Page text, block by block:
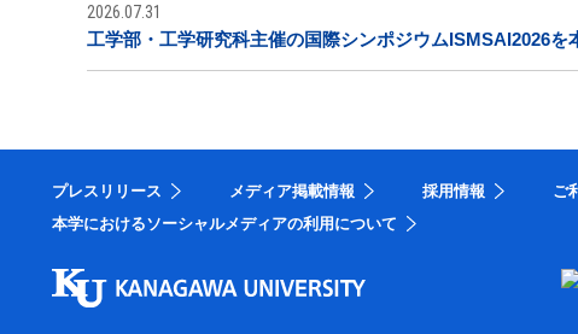
2026.07.31
工学部・工学研究科主催の国際シンポジウムISMSAI2026を
プレスリリース メディア掲載情報 採用情報 ご
本学におけるソーシャルメディアの利用について